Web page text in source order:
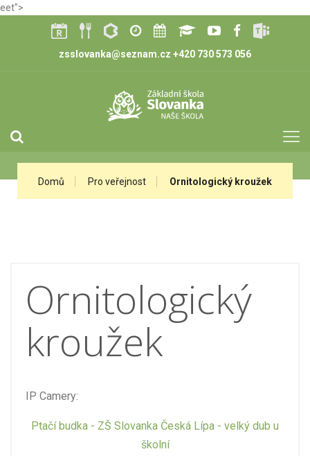
eet">
zsslovanka@seznam.cz +420 730 573 056
Domů Pro veřejnost Ornitologický kroužek
Ornitologický
kroužek
IP Camery:
Ptačí budka - ZŠ Slovanka Česká Lípa - velký dub u
školní